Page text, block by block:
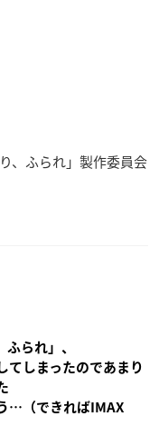
、ふられ」製作委員会
られ」、
てしまったのであまり
…（できればIMAX